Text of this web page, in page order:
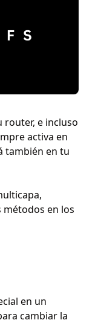
router, e incluso
activa en
también en tu
en los
en un
cambiar la